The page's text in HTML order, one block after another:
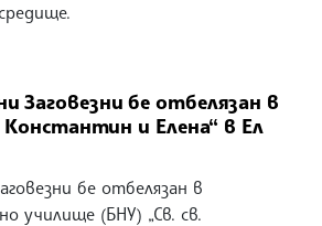
Заговезни бе отбелязан в
Константин и Елена“ в Ел
бе отбелязан в
училище (БНУ) „Св. св.